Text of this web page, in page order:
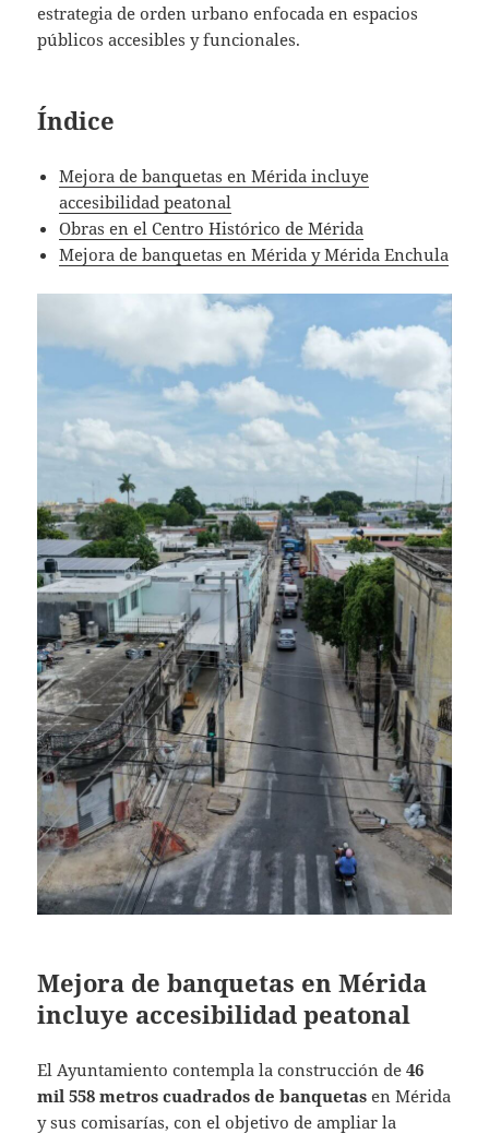
estrategia de orden urbano enfocada en espacios
públicos accesibles y funcionales.
Índice
Mejora de banquetas en Mérida incluye
accesibilidad peatonal
Obras en el Centro Histórico de Mérida
Mejora de banquetas en Mérida y Mérida Enchula
Mejora de banquetas en Mérida
incluye accesibilidad peatonal
El Ayuntamiento contempla la construcción de46
mil 558 metros cuadrados de banquetas en Mérida
y sus comisarías, con el objetivo de ampliar la